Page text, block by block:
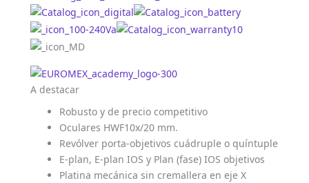
A destacar
Robusto y de precio competitivo
Oculares HWF10x/20 mm.
Revólver porta-objetivos cuádruple o quíntuple
E-plan, E-plan IOS y Plan (fase) IOS objetivos
Platina mecánica sin cremallera en eje X